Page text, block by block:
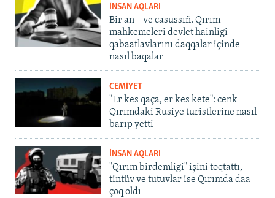
İNSAN AQLARI
Bir an – ve casussıñ. Qırım
mahkemeleri devlet hainligi
qabaatlavlarını daqqalar içinde
nasıl baqalar
CEMİYET
"Er kes qaça, er kes kete": cenk
Qırımdaki Rusiye turistlerine nasıl
barıp yetti
İNSAN AQLARI
"Qırım birdemligi" işini toqtattı,
tintüv ve tutuvlar ise Qırımda daa
çoq oldı